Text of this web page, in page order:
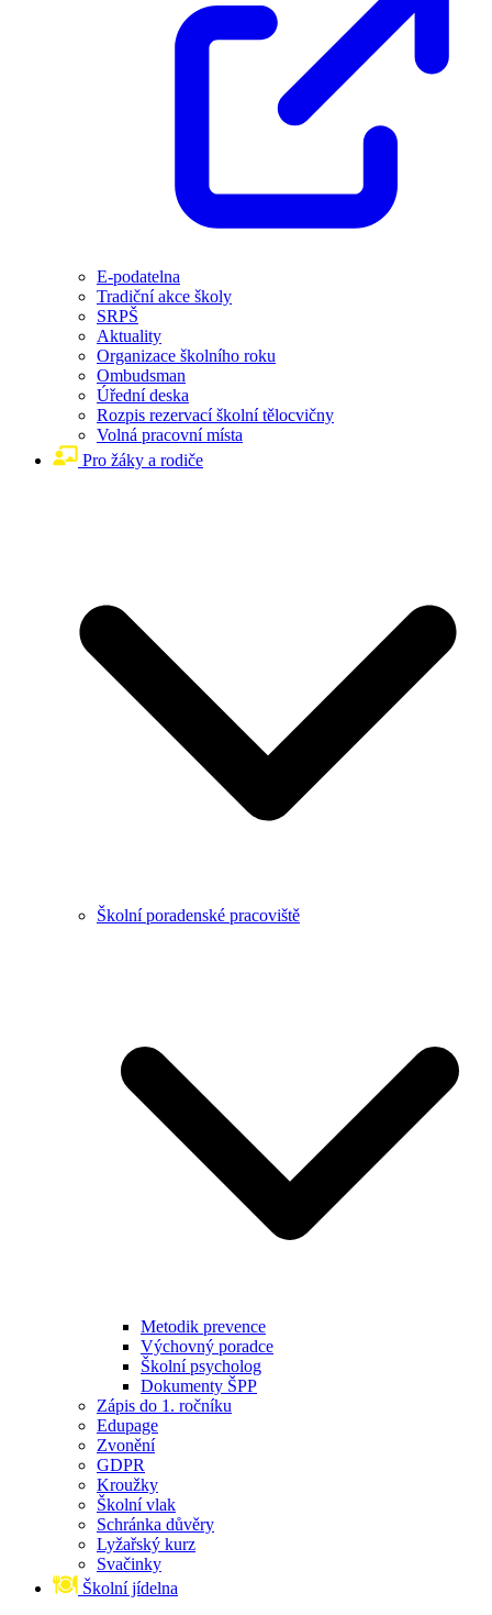
E-podatelna
Tradiční akce školy
SRPŠ
Aktuality
Organizace školního roku
Ombudsman
Úřední deska
Rozpis rezervací školní tělocvičny
Volná pracovní místa
Pro žáky a rodiče
Školní poradenské pracoviště
Metodik prevence
Výchovný poradce
Školní psycholog
Dokumenty ŠPP
Zápis do 1. ročníku
Edupage
Zvonění
GDPR
Kroužky
Školní vlak
Schránka důvěry
Lyžařský kurz
Svačinky
Školní jídelna